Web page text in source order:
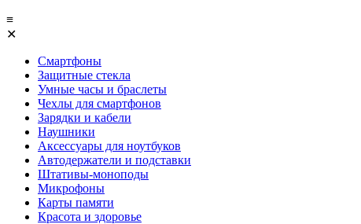
≡
✕
Смартфоны
Защитные стекла
Умные часы и браслеты
Чехлы для смартфонов
Зарядки и кабели
Наушники
Аксессуары для ноутбуков
Автодержатели и подставки
Штативы-моноподы
Микрофоны
Карты памяти
Красота и здоровье